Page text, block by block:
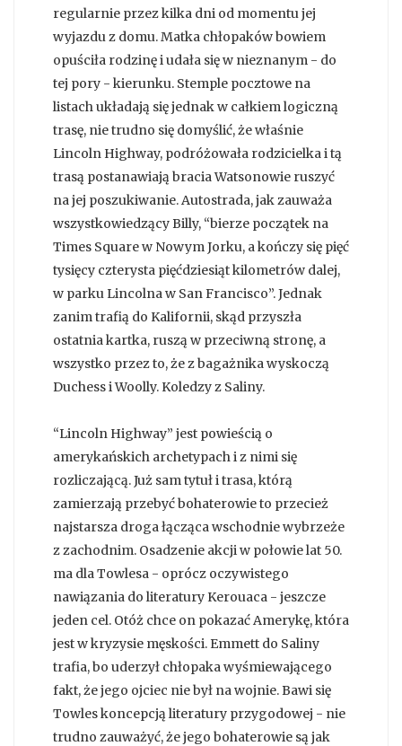
regularnie przez kilka dni od momentu jej
wyjazdu z domu. Matka chłopaków bowiem
opuściła rodzinę i udała się w nieznanym - do
tej pory - kierunku. Stemple pocztowe na
listach układają się jednak w całkiem logiczną
trasę, nie trudno się domyślić, że właśnie
Lincoln Highway, podróżowała rodzicielka i tą
trasą postanawiają bracia Watsonowie ruszyć
na jej poszukiwanie. Autostrada, jak zauważa
wszystkowiedzący Billy, “bierze początek na
Times Square w Nowym Jorku, a kończy się pięć
tysięcy czterysta pięćdziesiąt kilometrów dalej,
w parku Lincolna w San Francisco”. Jednak
zanim trafią do Kalifornii, skąd przyszła
ostatnia kartka, ruszą w przeciwną stronę, a
wszystko przez to, że z bagażnika wyskoczą
Duchess i Woolly. Koledzy z Saliny.
“Lincoln Highway” jest powieścią o
amerykańskich archetypach i z nimi się
rozliczającą. Już sam tytuł i trasa, którą
zamierzają przebyć bohaterowie to przecież
najstarsza droga łącząca wschodnie wybrzeże
z zachodnim. Osadzenie akcji w połowie lat 50.
ma dla Towlesa - oprócz oczywistego
nawiązania do literatury Kerouaca - jeszcze
jeden cel. Otóż chce on pokazać Amerykę, która
jest w kryzysie męskości. Emmett do Saliny
trafia, bo uderzył chłopaka wyśmiewającego
fakt, że jego ojciec nie był na wojnie. Bawi się
Towles koncepcją literatury przygodowej - nie
trudno zauważyć, że jego bohaterowie są jak